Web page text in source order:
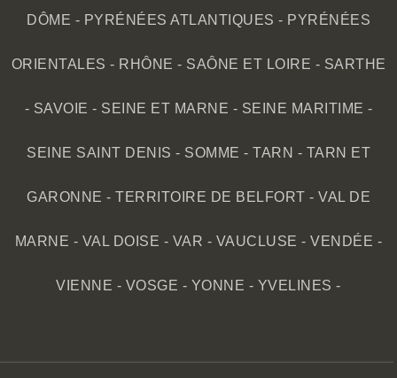
DÔME - PYRÉNÉES ATLANTIQUES - PYRÉNÉES
ORIENTALES - RHÔNE - SAÔNE ET LOIRE - SARTHE
- SAVOIE - SEINE ET MARNE - SEINE MARITIME -
SEINE SAINT DENIS - SOMME - TARN - TARN ET
GARONNE - TERRITOIRE DE BELFORT - VAL DE
MARNE - VAL DOISE - VAR - VAUCLUSE -VENDÉE -
VIENNE - VOSGE - YONNE - YVELINES -